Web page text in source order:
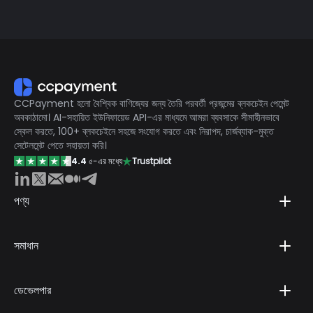
করে যা বিশেষভাবে ডিজিটাল মার্চেন্টদের সুরক্ষার জন্য ডিজাইন করা হয়েছে।
CCPayment হলো বৈশ্বিক বাণিজ্যের জন্য তৈরি পরবর্তী প্রজন্মের ব্লকচেইন পেমেন্ট
অবকাঠামো। AI-সহায়িত ইউনিফায়েড API-এর মাধ্যমে আমরা ব্যবসাকে সীমাহীনভাবে
স্কেল করতে, 100+ ব্লকচেইনে সহজে সংযোগ করতে এবং নিরাপদ, চার্জব্যাক-মুক্ত
সেটেলমেন্ট পেতে সহায়তা করি।
4.4 ৫-এর মধ্যে Trustpilot
পণ্য
সমাধান
ডেভেলপার